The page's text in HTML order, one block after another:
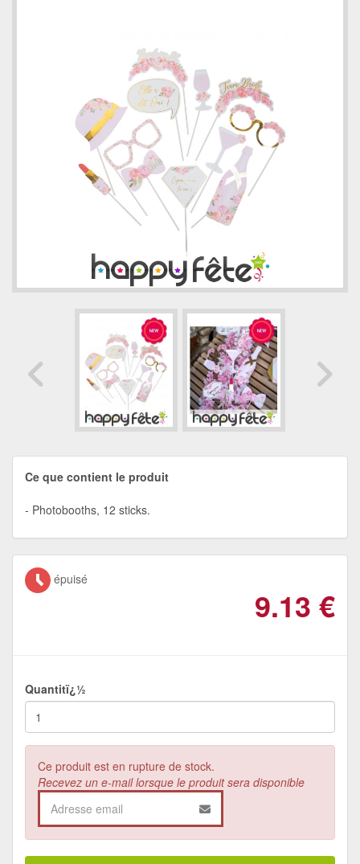
Ce que contient le produit
Photobooths, 12 sticks.
épuisé
9.13 €
Quantitï¿½
Ce produit est en rupture de stock.
Recevez un e-mail lorsque le produit sera disponible